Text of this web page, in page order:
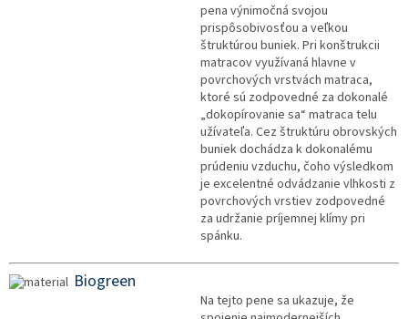
pena výnimočná svojou
prispôsobivosťou a veľkou
štruktúrou buniek. Pri konštrukcii
matracov využívaná hlavne v
povrchových vrstvách matraca,
ktoré sú zodpovedné za dokonalé
„dokopírovanie sa“ matraca telu
užívateľa. Cez štruktúru obrovských
buniek dochádza k dokonalému
prúdeniu vzduchu, čoho výsledkom
je excelentné odvádzanie vlhkosti z
povrchových vrstiev zodpovedné
za udržanie príjemnej klímy pri
spánku.
Biogreen
Na tejto pene sa ukazuje, že